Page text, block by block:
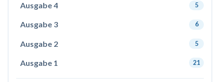
Ausgabe 4 5
Ausgabe 3 6
Ausgabe 2 5
Ausgabe 1 21